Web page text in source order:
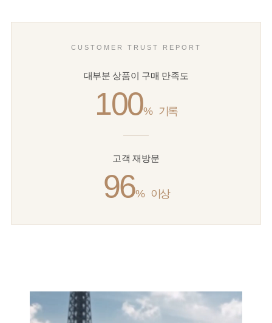
CUSTOMER TRUST REPORT
대부분 상품이 구매 만족도
100% 기록
고객 재방문
96% 이상